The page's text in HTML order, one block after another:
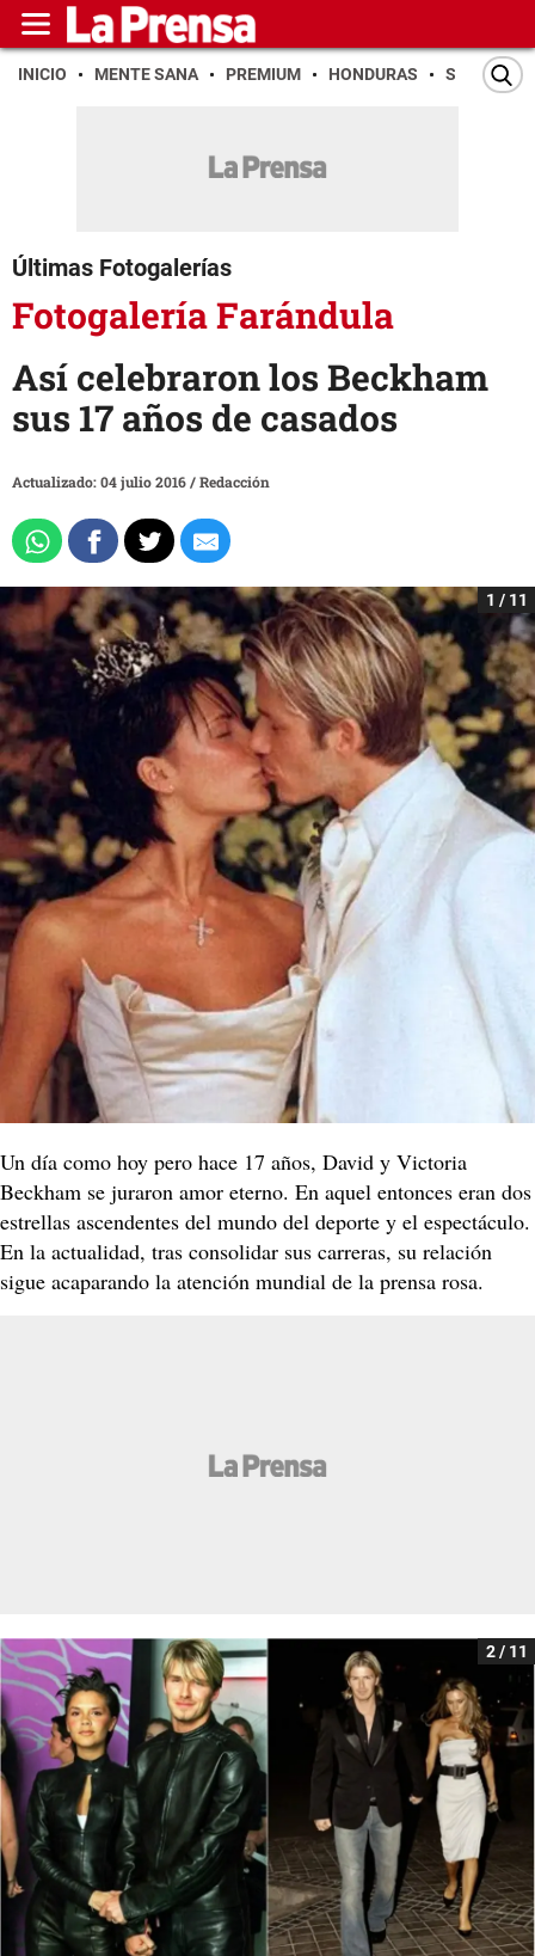
INICIO MENTE SANA PREMIUM HONDURAS SAN PEDRO
Últimas Fotogalerías
Fotogalería Farándula
Así celebraron los Beckham
sus 17 años de casados
Actualizado: 04 julio 2016/Redacción
1 / 11
Un día como hoy pero hace 17 años, David y Victoria
Beckham se juraron amor eterno. En aquel entonces eran dos
estrellas ascendentes del mundo del deporte y el espectáculo.
En la actualidad, tras consolidar sus carreras, su relación
sigue acaparando la atención mundial de la prensa rosa.
2 / 11